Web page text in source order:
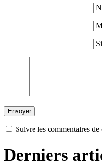
Suivre les commentaires
Derniers